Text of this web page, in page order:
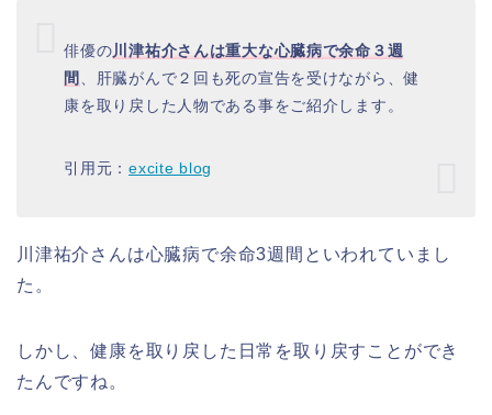
俳優の川津祐介さんは重大な心臓病で余命３週
間
、肝臓がんで２回も死の宣告を受けながら、健
康を取り戻した人物である事をご紹介します。
引用元：excite blog
川津祐介さんは心臓病で余命3週間といわれていまし
た。
しかし、健康を取り戻した日常を取り戻すことができ
たんですね。